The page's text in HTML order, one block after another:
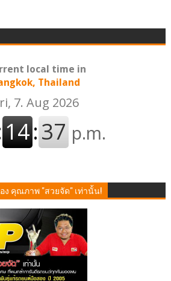
local time in
Thailand
อง คุณภาพ "สวยจัด" เท่านั้น!